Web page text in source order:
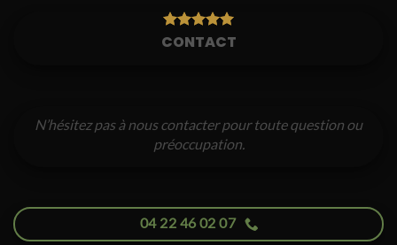
CONTACT
N’hésitez pas à nous contacter pour toute question ou
préoccupation.
04 22 46 02 07